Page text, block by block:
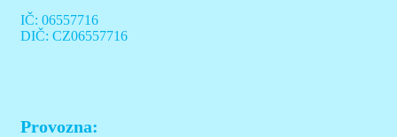
IČ: 06557716
DIČ: CZ06557716
Provozna: